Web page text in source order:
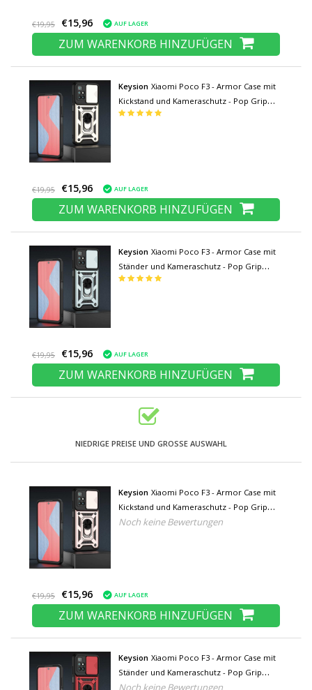
€19,95 €15,96 AUF LAGER
ZUM WARENKORB HINZUFÜGEN
Keysion Xiaomi Poco F3 - Armor Case mit
Kickstand und Kameraschutz - Pop Grip
Cover Case Gold
€19,95 €15,96 AUF LAGER
ZUM WARENKORB HINZUFÜGEN
Keysion Xiaomi Poco F3 - Armor Case mit
Ständer und Kameraschutz - Pop Grip
Cover Case Grün
€19,95 €15,96 AUF LAGER
ZUM WARENKORB HINZUFÜGEN
NIEDRIGE PREISE UND GROSSE AUSWAHL
Keysion Xiaomi Poco F3 - Armor Case mit
Kickstand und Kameraschutz - Pop Grip
Cover Case Rose Gold
Noch keine Bewertungen
€19,95 €15,96 AUF LAGER
ZUM WARENKORB HINZUFÜGEN
Keysion Xiaomi Poco F3 - Armor Case mit
Ständer und Kameraschutz - Pop Grip
Cover Case Rot
Noch keine Bewertungen